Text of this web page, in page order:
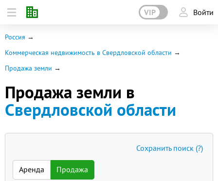
VIP Войти
Россия
Коммерческая недвижимость в Свердловской области
Продажа земли
Продажа земли в
Свердловской области
Аренда Продажа
Сохранить поиск (?)